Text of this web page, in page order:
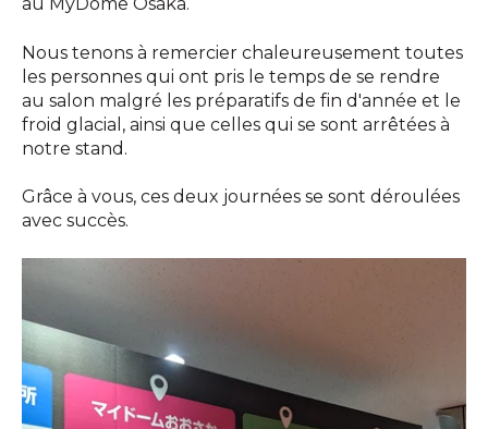
au MyDome Osaka.
Nous tenons à remercier chaleureusement toutes
les personnes qui ont pris le temps de se rendre
au salon malgré les préparatifs de fin d'année et le
froid glacial, ainsi que celles qui se sont arrêtées à
notre stand.
Grâce à vous, ces deux journées se sont déroulées
avec succès.